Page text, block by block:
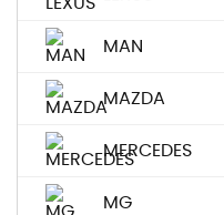
MAN
MAZDA
MERCEDES
MG